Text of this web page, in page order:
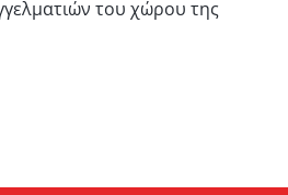
του χώρου της